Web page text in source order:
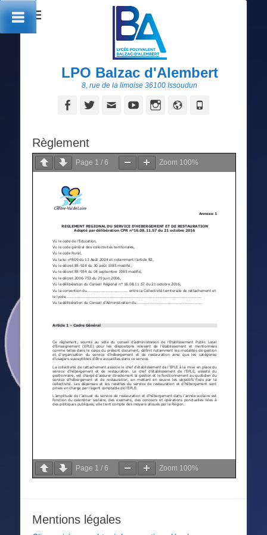
LPO Balzac d'Alembert
8, rue de la limoise 36100 Issoudun
FacebookTwitterAdresseYouTubeInstagram
Site
Règlement
Page 1 / 6 Zoom 100%
Page 1 / 6 Zoom 100%
Mentions légales